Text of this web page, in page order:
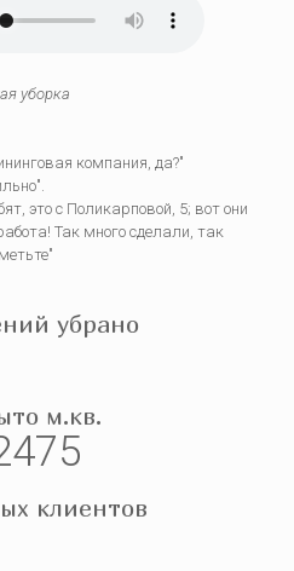
уборка
компания, да?"
это с Поликарповой, 5; вот они
Так много сделали, так
убрано
м.кв.
клиентов